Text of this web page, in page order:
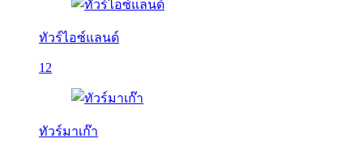
ทัวร์ไอซ์แลนด์
12
ทัวร์มาเก๊า